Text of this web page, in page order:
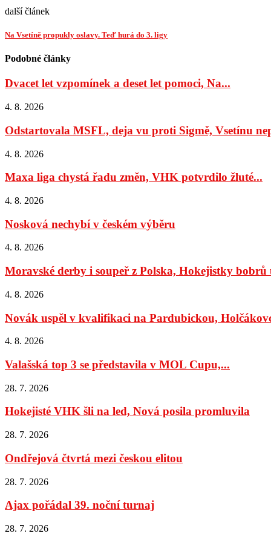
další článek
Na Vsetíně propukly oslavy. Teď hurá do 3. ligy
Podobné články
Dvacet let vzpomínek a deset let pomoci, Na...
4. 8. 2026
Odstartovala MSFL, deja vu proti Sigmě, Vsetínu
4. 8. 2026
Maxa liga chystá řadu změn, VHK potvrdilo žluté...
4. 8. 2026
Nosková nechybí v českém výběru
4. 8. 2026
Moravské derby i soupeř z Polska, Hokejistky bobrů
4. 8. 2026
Novák uspěl v kvalifikaci na Pardubickou,
4. 8. 2026
Valašská top 3 se představila v MOL Cupu,...
28. 7. 2026
Hokejisté VHK šli na led, Nová posila promluvila
28. 7. 2026
Ondřejová čtvrtá mezi českou elitou
28. 7. 2026
Ajax pořádal 39. noční turnaj
28. 7. 2026